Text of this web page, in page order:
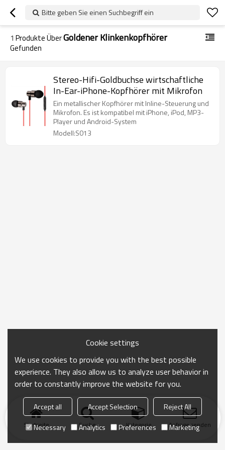
Bitte geben Sie einen Suchbegriff ein
1 Produkte ÜberGoldener Klinkenkopfhörer
Gefunden
Stereo-Hifi-Goldbuchse wirtschaftliche
In-Ear-iPhone-Kopfhörer mit Mikrofon
Ein metallischer Kopfhörer mit Inline-Steuerung und
Mikrofon. Es ist kompatibel mit iPhone, iPod, MP3-
Player und Android-System
Modell:S013
Startseite Suche Kategorie Anfrage senden
Cookie settings
We use cookies to provide you with the best possible
experience. They also allow us to analyze user behavior in
order to constantly improve the website for you.
Accept all Accept Selection
Reject All
Necessary
Analytics Preferences Marketing